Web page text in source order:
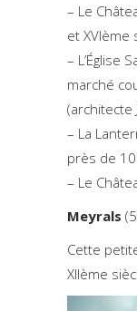
– Le
et XVIème
– L’Église
marché
(architecte
– La
près de
– Le
Meyrals
Cette
XIIème